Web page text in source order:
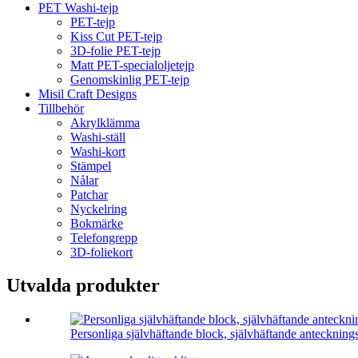
PET Washi-tejp
PET-tejp
Kiss Cut PET-tejp
3D-folie PET-tejp
Matt PET-specialoljetejp
Genomskinlig PET-tejp
Misil Craft Designs
Tillbehör
Akrylklämma
Washi-ställ
Washi-kort
Stämpel
Nålar
Patchar
Nyckelring
Bokmärke
Telefongrepp
3D-foliekort
Utvalda produkter
Personliga självhäftande block, självhäftande